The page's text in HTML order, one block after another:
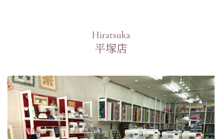
Hiratsuka
平塚店